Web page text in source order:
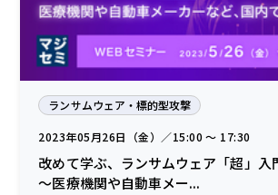
ランサムウェア・標的型攻撃
2023年05月26日（金）／15:00 〜 17:30
改めて学ぶ、ランサムウェア「超」入
～医療機関や自動車メー...